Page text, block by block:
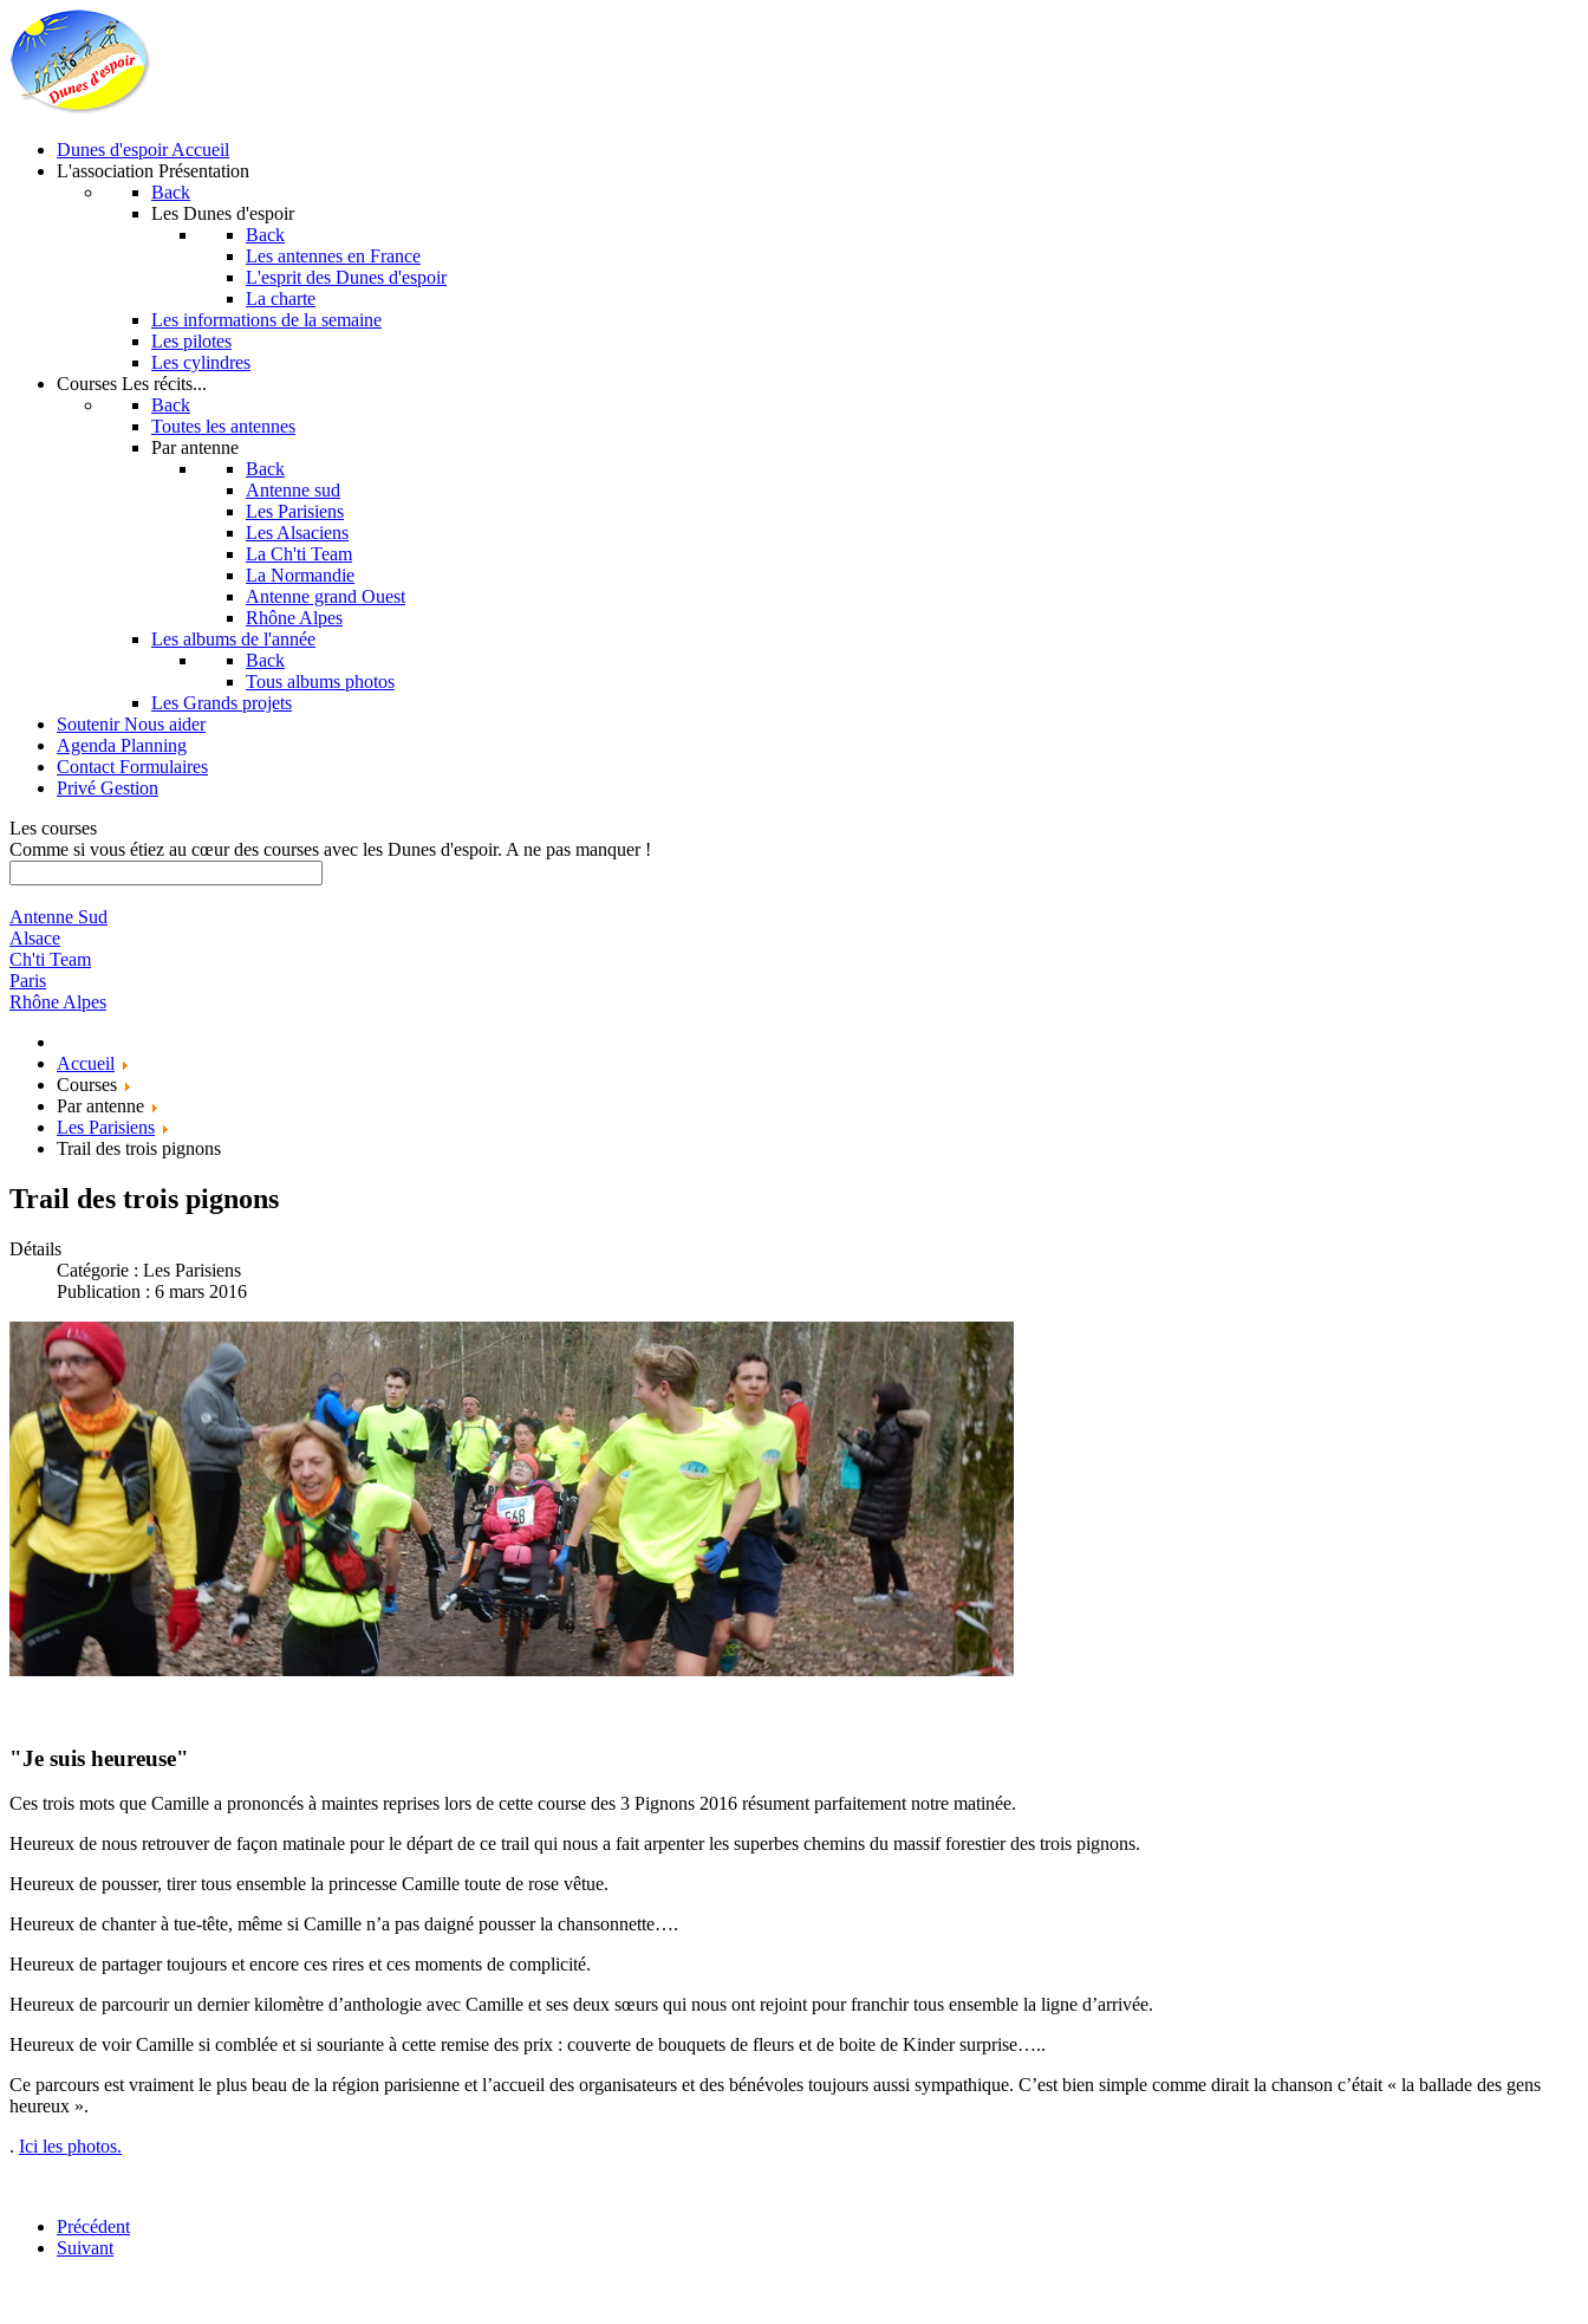
Dunes d'espoir Accueil
L'association Présentation
Back
Les Dunes d'espoir
Back
Les antennes en France
L'esprit des Dunes d'espoir
La charte
Les informations de la semaine
Les pilotes
Les cylindres
Courses Les récits...
Back
Toutes les antennes
Par antenne
Back
Antenne sud
Les Parisiens
Les Alsaciens
La Ch'ti Team
La Normandie
Antenne grand Ouest
Rhône Alpes
Les albums de l'année
Back
Tous albums photos
Les Grands projets
Soutenir Nous aider
Agenda Planning
Contact Formulaires
Privé Gestion
Les courses
Comme si vous étiez au cœur des courses avec les Dunes d'espoir. A ne pas manquer !
Antenne Sud
Alsace
Ch'ti Team
Paris
Rhône Alpes
Accueil
Courses
Par antenne
Les Parisiens
Trail des trois pignons
Trail des trois pignons
Détails
Catégorie : Les Parisiens
Publication : 6 mars 2016
"Je suis heureuse"
Ces trois mots que Camille a prononcés à maintes reprises lors de cette course des 3 Pignons 2016 résument parfaitement notre matinée.
Heureux de nous retrouver de façon matinale pour le départ de ce trail qui nous a fait arpenter les superbes chemins du massif forestier des trois pignons.
Heureux de pousser, tirer tous ensemble la princesse Camille toute de rose vêtue.
Heureux de chanter à tue-tête, même si Camille n’a pas daigné pousser la chansonnette….
Heureux de partager toujours et encore ces rires et ces moments de complicité.
Heureux de parcourir un dernier kilomètre d’anthologie avec Camille et ses deux sœurs qui nous ont rejoint pour franchir tous ensemble la ligne d’arrivée.
Heureux de voir Camille si comblée et si souriante à cette remise des prix : couverte de bouquets de fleurs et de boite de Kinder surprise…..
Ce parcours est vraiment le plus beau de la région parisienne et l’accueil des organisateurs et des bénévoles toujours aussi sympathique. C’est bien simple comme dirait la chanson c’était « la ballade des gens
heureux ».
. Ici les photos.
Précédent
Suivant